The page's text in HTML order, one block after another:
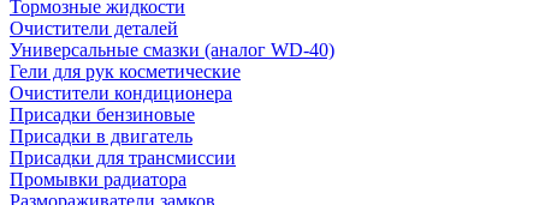
Тормозные жидкости
Очистители деталей
Универсальные смазки (аналог WD-40)
Гели для рук косметические
Очистители кондиционера
Присадки бензиновые
Присадки в двигатель
Присадки для трансмиссии
Промывки радиатора
Размораживатели замков